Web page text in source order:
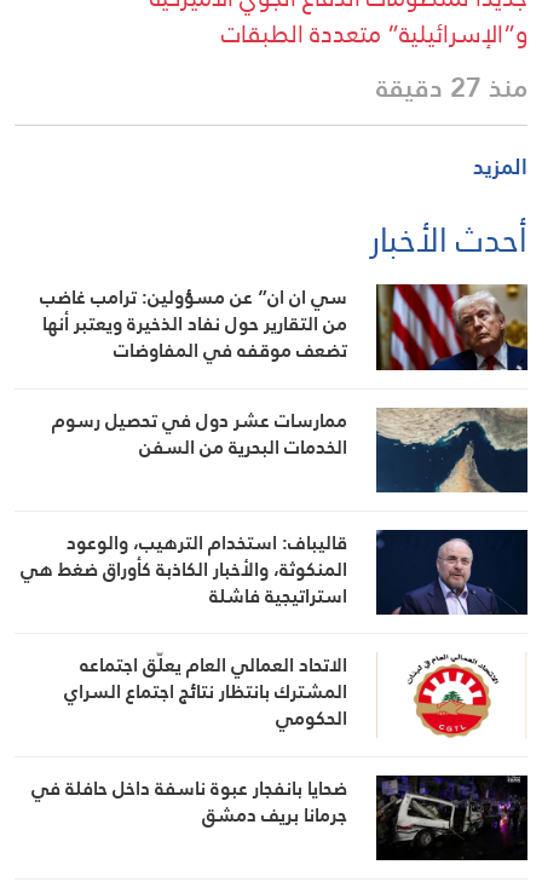
و”الإسرائيلية” متعددة الطبقات
منذ 27 دقيقة
المزيد
أحدث الأخبار
سي ان ان” عن مسؤولين: ترامب غاضب
من التقارير حول نفاد الذخيرة ويعتبر أنها
تضعف موقفه في المفاوضات
ممارسات عشر دول في تحصيل رسوم
الخدمات البحرية من السفن
قاليباف: استخدام الترهيب، والوعود
المنكوثة، والأخبار الكاذبة كأوراق ضغط هي
استراتيجية فاشلة
الاتحاد العمالي العام يعلّق اجتماعه
المشترك بانتظار نتائج اجتماع السراي
الحكومي
ضحايا بانفجار عبوة ناسفة داخل حافلة في
جرمانا بريف دمشق